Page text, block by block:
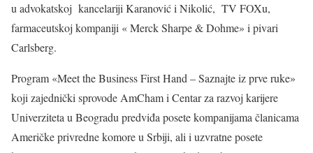
u advokatskoj kancelariji Karanović i Nikolić, TV FOXu,
farmaceutskoj kompaniji « Merck Sharpe & Dohme» i pivari
Carlsberg.
Program «Meet the Business First Hand – Saznajte iz prve ruke»
koji zajednički sprovode AmCham i Centar za razvoj karijere
Univerziteta u Beogradu predviđa posete kompanijama članicama
Američke privredne komore u Srbiji, ali i uzvratne posete